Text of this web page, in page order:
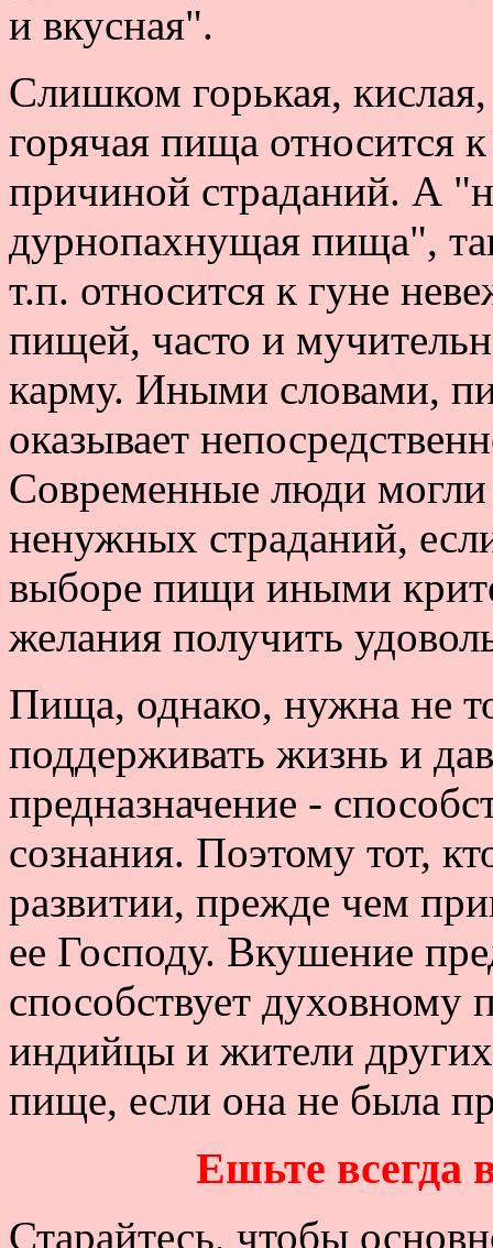
и вкусная".
Слишком горькая,
горячая пища относится
причиной страданий. А
дурнопахнущая пища",
т.п. относится к гуне
пищей, часто и
карму. Иными словами,
оказывает
Современные люди
ненужных страданий,
выборе пищи иными
желания получить
Пища, однако, нужна не
поддерживать жизнь и
предназначение -
сознания. Поэтому тот,
развитии, прежде чем
ее Господу. Вкушение
способствует духовному
индийцы и жители
пище, если она не была
Ешьте всегда
Старайтесь, чтобы